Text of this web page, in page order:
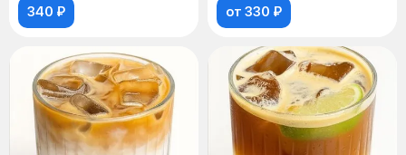
340 ₽ от 330 ₽